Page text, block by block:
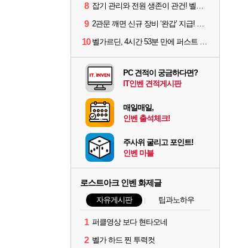
8 잡기 관리와 전원 생존이 관건! 벨가르딘 유물 칭호 획득방법 정리
9 2관문 깨면 신규 장비 ‘완갑’ 지급! 그림자 레이드 벨가르딘 공개
10 벨가르딘, 4시간 53분 만에 퍼스트 클리어 나왔다
PC 견적이 궁금하다면?
IT인벤 견적게시판
매일매일,
인벤 출석체크!
주사위 굴리고 포인트!
인벤 마블
로스트아크 인벤 화제글
자유게시판 팁과노하우
1 퍼클영상 보다 현타오네
2 벨가 하드 찐 투력컷